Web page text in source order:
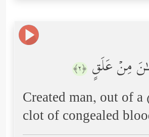
مِنۡ عَلَقٍ ﴿٢﴾
Created man, out of a
clot of congealed